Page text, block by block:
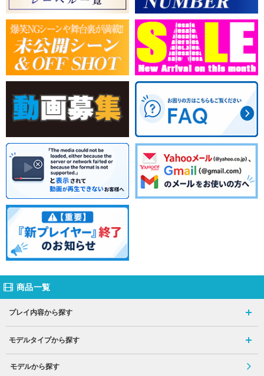
商品一覧
プレイ内容から探す
モデルタイプから探す
モデルから探す